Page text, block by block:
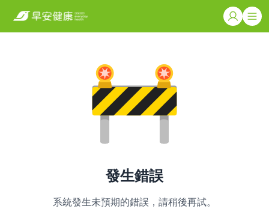
發生錯誤
系統發生未預期的錯誤，請稍後再試。